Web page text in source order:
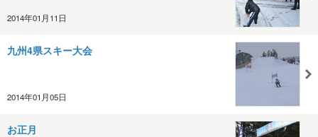
2014年01月11日
九州4県スキー大会
2014年01月05日
お正月